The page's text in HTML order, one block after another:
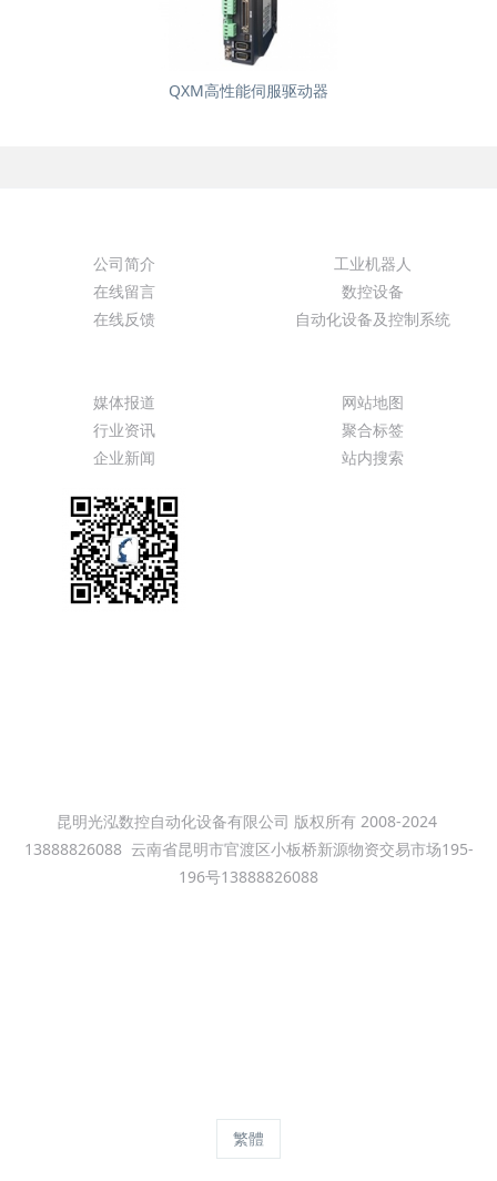
QXM高性能伺服驱动器
公司简介
在线留言
在线反馈
工业机器人
数控设备
自动化设备及控制系统
媒体报道
行业资讯
企业新闻
网站地图
聚合标签
站内搜索
昆明光泓数控自动化设备有限公司 版权所有 2008-2024
13888826088 云南省昆明市官渡区小板桥新源物资交易市场195-
196号13888826088
繁體